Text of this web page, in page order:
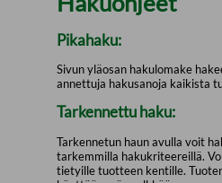
Pikahaku:
Sivun yläosan hakulomake
annettuja hakusanoja kaikista
Tarkennettu haku:
Tarkennetun haun avulla voit
tarkemmilla hakukriteereillä.
tietyille tuotteen kentille.